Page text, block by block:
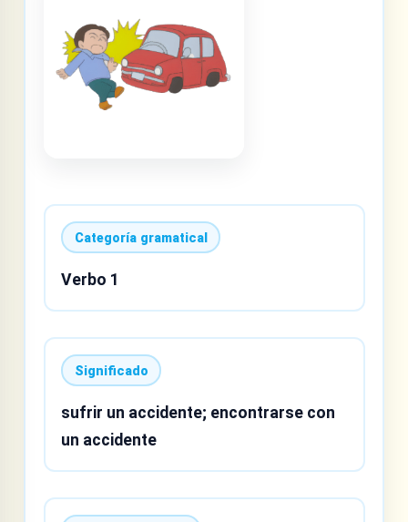
Categoría gramatical
Verbo 1
Significado
sufrir un accidente; encontrarse con
un accidente